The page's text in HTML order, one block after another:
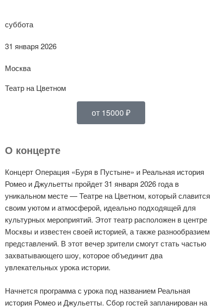
суббота
31 января 2026
Москва
Театр на Цветном
от 15000 ₽
О концерте
Концерт Операция «Буря в Пустыне» и Реальная история
Ромео и Джульетты пройдет 31 января 2026 года в
уникальном месте — Театре на Цветном, который славится
своим уютом и атмосферой, идеально подходящей для
культурных мероприятий. Этот театр расположен в центре
Москвы и известен своей историей, а также разнообразием
представлений. В этот вечер зрители смогут стать частью
захватывающего шоу, которое объединит два
увлекательных урока истории.
Начнется программа с урока под названием Реальная
история Ромео и Джульетты. Сбор гостей запланирован на